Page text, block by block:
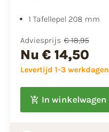
1 Tafellepel 208 mm
Adviesprijs € 18,95
Nu € 14,50
Levertijd 1-3 werkdagen
In winkelwagen